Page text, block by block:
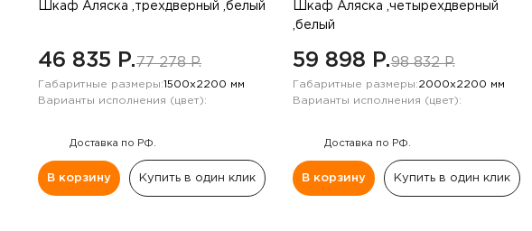
Шкаф Аляска ,трехдверный ,белый
46 835 P.77 278 P.
Габаритные размеры:1500х2200 мм
Варианты исполнения (цвет):
Доставка по РФ.
В корзину Купить в один клик
Шкаф Аляска ,четырехдверный
,белый
59 898 P.98 832 P.
Габаритные размеры:2000х2200 мм
Варианты исполнения (цвет):
Доставка по РФ.
В корзину Купить в один клик